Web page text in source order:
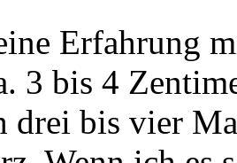
Erfahrung
3 bis 4
drei bis vier